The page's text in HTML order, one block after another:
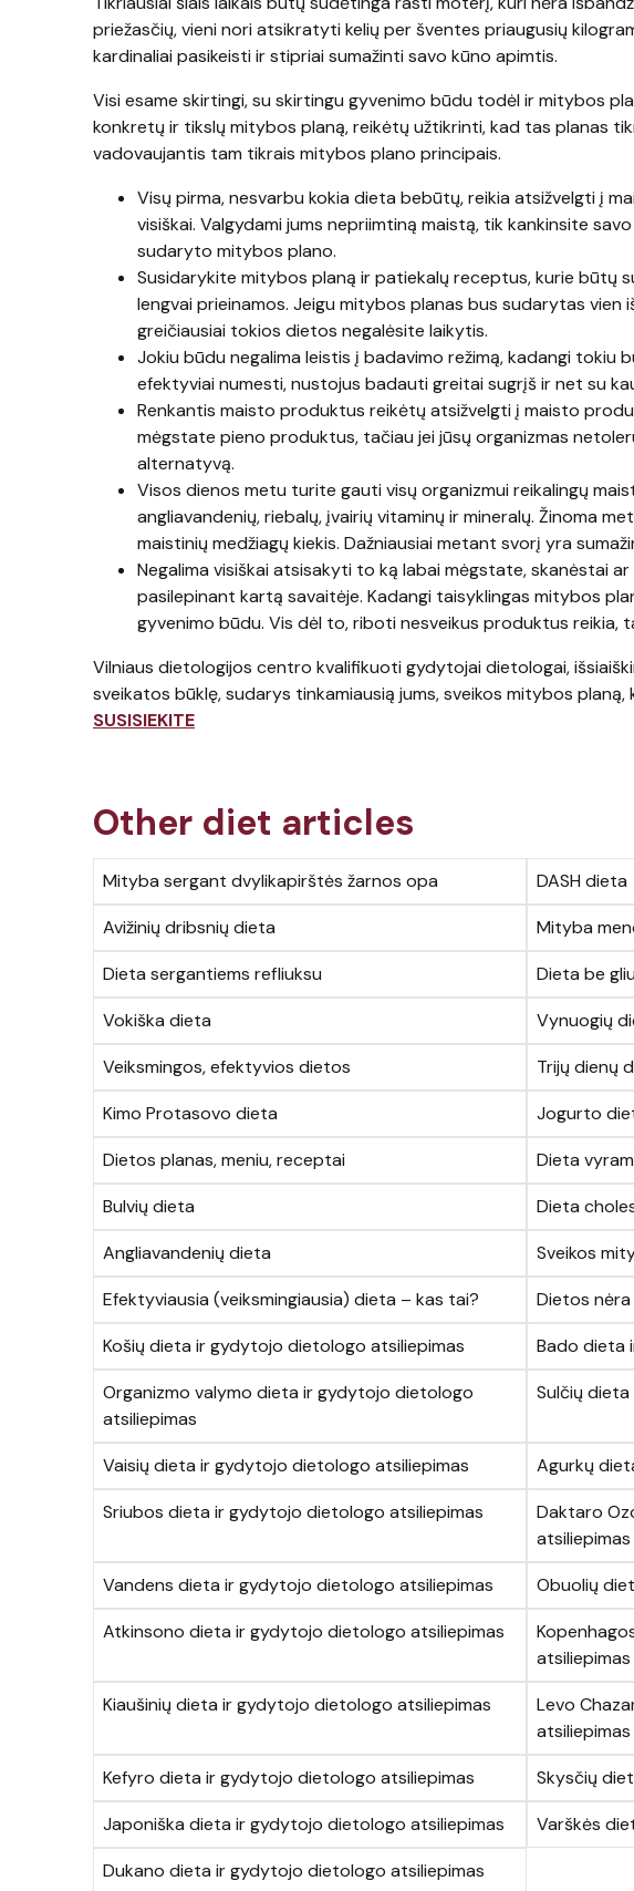
priežasčių, vieni nori atsikratyti kelių per šventes priaugusių
kardinaliai pasikeisti ir stipriai sumažinti savo kūno apimtis.
Visi esame skirtingi, su skirtingu gyvenimo būdu todėl ir mitybos
konkretų ir tikslų mitybos planą, reikėtų užtikrinti, kad tas planas
vadovaujantis tam tikrais mitybos plano principais.
Visų pirma, nesvarbu kokia dieta bebūtų, reikia atsižvelgti į
visiškai. Valgydami jums nepriimtiną maistą, tik kankinsite
sudaryto mitybos plano.
Susidarykite mitybos planą ir patiekalų receptus, kurie būtų
lengvai prieinamos. Jeigu mitybos planas bus sudarytas
greičiausiai tokios dietos negalėsite laikytis.
Jokiu būdu negalima leistis į badavimo režimą, kadangi tokiu
efektyviai numesti, nustojus badauti greitai sugrįš ir net su
Renkantis maisto produktus reikėtų atsižvelgti į maisto
mėgstate pieno produktus, tačiau jei jūsų organizmas
alternatyvą.
Visos dienos metu turite gauti visų organizmui reikalingų
angliavandenių, riebalų, įvairių vitaminų ir mineralų. Žinoma
maistinių medžiagų kiekis. Dažniausiai metant svorį yra
Negalima visiškai atsisakyti to ką labai mėgstate, skanėstai
pasilepinant kartą savaitėje. Kadangi taisyklingas mitybos
gyvenimo būdu. Vis dėl to, riboti nesveikus produktus reikia,
Vilniaus dietologijos centro kvalifikuoti gydytojai dietologai,
sveikatos būklę, sudarys tinkamiausią jums, sveikos mitybos
SUSISIEKITE
Other diet articles
Mityba sergant dvylikapirštės žarnos opa DASH dieta
Avižinių dribsnių dieta
Mityba
Dieta sergantiems refliuksu
Dieta be
Vokiška dieta
Vynuogių
Veiksmingos, efektyvios dietos
Trijų dienų
Kimo Protasovo dieta
Jogurto
Dietos planas, meniu, receptai
Dieta
Bulvių dieta
Dieta
Angliavandenių dieta
Sveikos
Efektyviausia (veiksmingiausia) dieta – kas tai?
Dietos nėra
Košių dieta ir gydytojo dietologo atsiliepimas
Bado dieta
Organizmo valymo dieta ir gydytojo dietologo
atsiliepimas
Sulčių
Vaisių dieta ir gydytojo dietologo atsiliepimas Agurkų
Sriubos dieta ir gydytojo dietologo atsiliepimas
Daktaro
atsiliepimas
Vandens dieta ir gydytojo dietologo atsiliepimas
Obuolių
Atkinsono dieta ir gydytojo dietologo atsiliepimas
atsiliepimas
Kiaušinių dieta ir gydytojo dietologo atsiliepimas
Levo
atsiliepimas
Kefyro dieta ir gydytojo dietologo atsiliepimas Skysčių
Japoniška dieta ir gydytojo dietologo atsiliepimas
Varškės
Dukano dieta ir gydytojo dietologo atsiliepimas